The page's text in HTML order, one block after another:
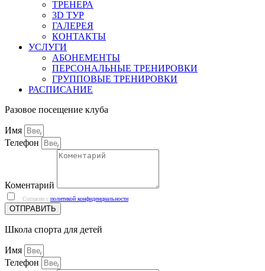
ТРЕНЕРА
3D ТУР
ГАЛЕРЕЯ
КОНТАКТЫ
УСЛУГИ
АБОНЕМЕНТЫ
ПЕРСОНАЛЬНЫЕ ТРЕНИРОВКИ
ГРУППОВЫЕ ТРЕНИРОВКИ
РАСПИСАНИЕ
Разовое посещение клуба
Имя
Телефон
Коментарий
Согласен с политикой конфиденциальности
ОТПРАВИТЬ
Школа спорта для детей
Имя
Телефон